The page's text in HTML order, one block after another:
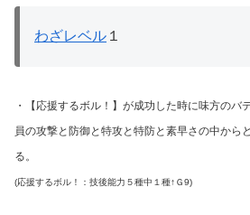
わざレベル １
・【応援するボル！】が成功した時に味方のバ
員の攻撃と防御と特攻と特防と素早さの中から
る。
(応援するボル！：技後能力５種中１種↑Ｇ9)